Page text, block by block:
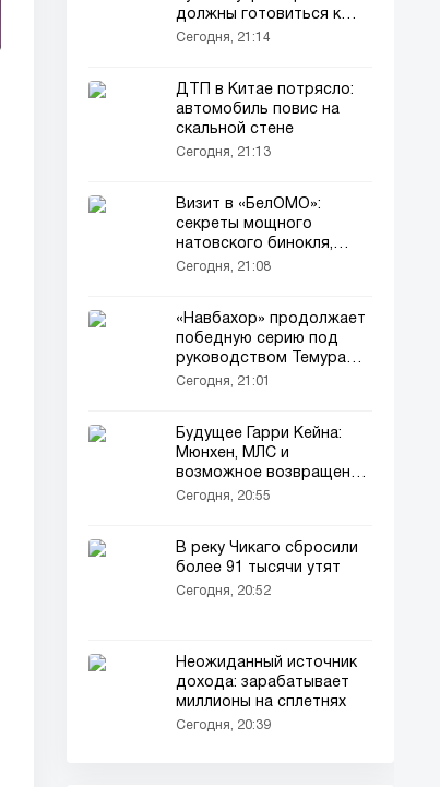
должны готовиться к
трудным временам
Сегодня, 21:14
ДТП в Китае потрясло:
автомобиль повис на
скальной стене
Сегодня, 21:13
Визит в «БелОМО»:
секреты мощного
натовского бинокля,
вручённого Лукашенко
Сегодня, 21:08
«Навбахор» продолжает
победную серию под
руководством Темура
Кападзе
Сегодня, 21:01
Будущее Гарри Кейна:
Мюнхен, МЛС и
возможное возвращение
в Англию
Сегодня, 20:55
В реку Чикаго сбросили
более 91 тысячи утят
Сегодня, 20:52
Неожиданный источник
дохода: зарабатывает
миллионы на сплетнях
Сегодня, 20:39